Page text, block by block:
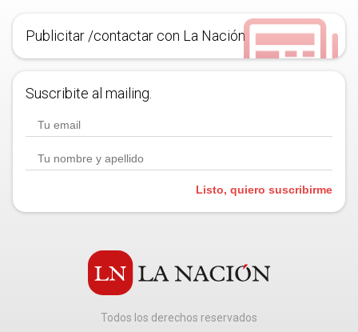
Publicitar /contactar con La Nación
Suscribite al mailing.
Listo, quiero suscribirme
Todos los derechos reservados